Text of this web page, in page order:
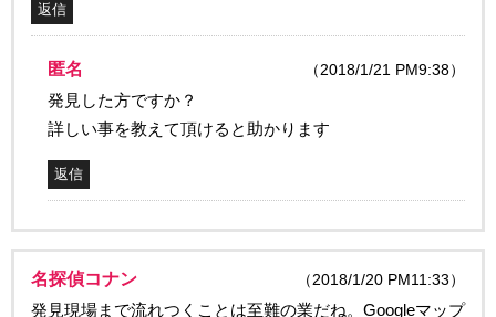
返信
匿名 （2018/1/21 PM9:38）
発見した方ですか？
詳しい事を教えて頂けると助かります
返信
名探偵コナン （2018/1/20 PM11:33）
発見現場まで流れつくことは至難の業だね。Googleマップ